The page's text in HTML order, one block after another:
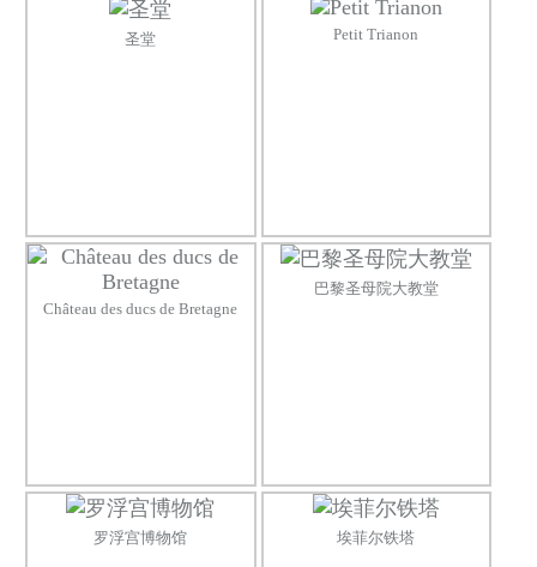
圣堂 Petit Trianon
Château des ducs de Bretagne
巴黎圣母院大教堂
罗浮宫博物馆 埃菲尔铁塔